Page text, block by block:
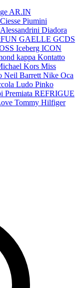
AR.IN
Ciesse Piumini
Diadora
GAELLE GCDS
Iceberg ICON
kappa Kontatto
Kors Miss
Neil Barrett Nike Oca
Ludo Pinko
Premiata REFRIGUE
Tommy Hilfiger